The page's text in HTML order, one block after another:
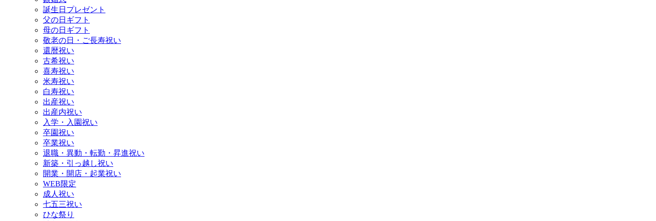
誕生日プレゼント
父の日ギフト
母の日ギフト
敬老の日・ご長寿祝い
還暦祝い
古希祝い
喜寿祝い
米寿祝い
白寿祝い
出産祝い
出産内祝い
入学・入園祝い
卒園祝い
卒業祝い
退職・異動・転勤・昇進祝い
新築・引っ越し祝い
開業・開店・起業祝い
WEB限定
成人祝い
七五三祝い
ひな祭り